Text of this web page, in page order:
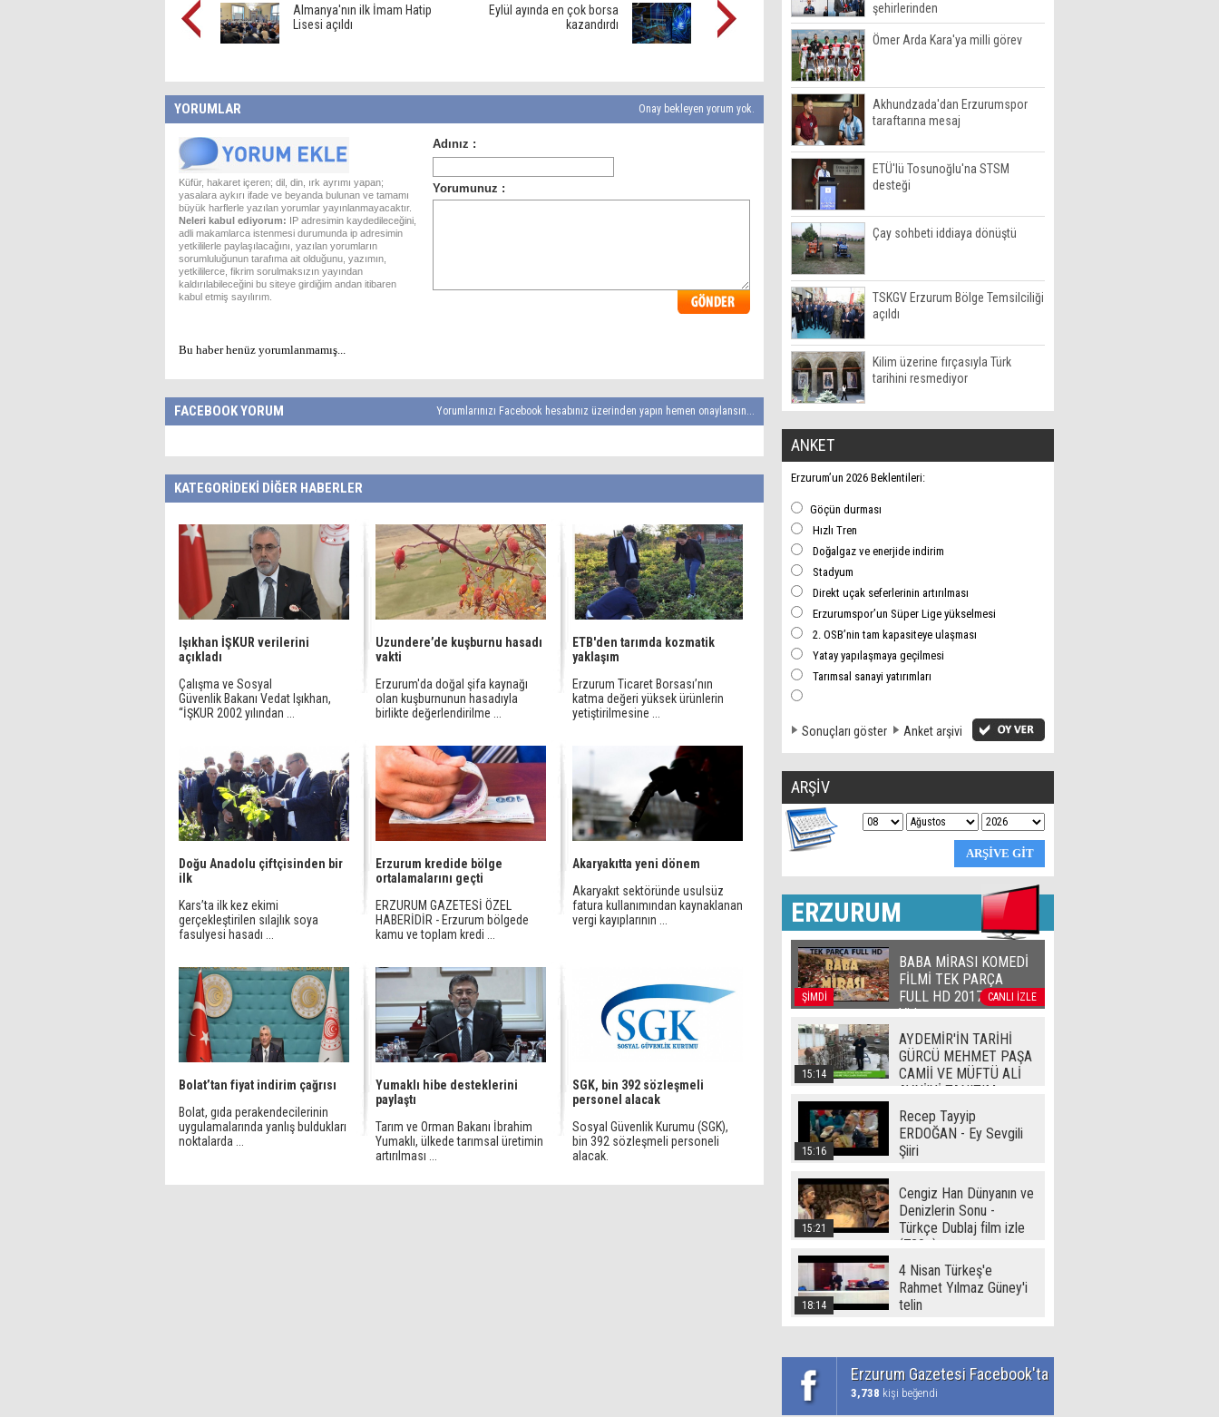
Almanya'nın ilk İmam Hatip
Lisesi açıldı
Eylül ayında en çok borsa
kazandırdı
YORUMLAR Onay bekleyen yorum yok.
Küfür, hakaret içeren; dil, din, ırk ayrımı yapan;
yasalara aykırı ifade ve beyanda bulunan ve tamamı
büyük harflerle yazılan yorumlar yayınlanmayacaktır.
Neleri kabul ediyorum: IP adresimin kaydedileceğini,
adli makamlarca istenmesi durumunda ip adresimin
yetkililerle paylaşılacağını, yazılan yorumların
sorumluluğunun tarafıma ait olduğunu, yazımın,
yetkililerce, fikrim sorulmaksızın yayından
kaldırılabileceğini bu siteye girdiğim andan itibaren
kabul etmiş sayılırım.
Bu haber henüz yorumlanmamış...
FACEBOOK YORUM Yorumlarınızı Facebook hesabınız üzerinden yapın hemen onaylansın...
KATEGORİDEKİ DİĞER HABERLER
Işıkhan İŞKUR verilerini
açıkladı
Çalışma ve Sosyal
Güvenlik Bakanı Vedat Işıkhan,
“İŞKUR 2002 yılından ...
Uzundere’de kuşburnu hasadı
vakti
Erzurum'da doğal şifa kaynağı
olan kuşburnunun hasadıyla
birlikte değerlendirilme ...
ETB'den tarımda kozmatik
yaklaşım
Erzurum Ticaret Borsası’nın
katma değeri yüksek ürünlerin
yetiştirilmesine ...
Doğu Anadolu çiftçisinden bir
ilk
Kars’ta ilk kez ekimi
gerçekleştirilen sılajlık soya
fasulyesi hasadı ...
Erzurum kredide bölge
ortalamalarını geçti
ERZURUM GAZETESİ ÖZEL
HABERİDİR - Erzurum bölgede
kamu ve toplam kredi ...
Akaryakıtta yeni dönem
Akaryakıt sektöründe usulsüz
fatura kullanımından kaynaklanan
vergi kayıplarının ...
Bolat’tan fiyat indirim çağrısı
Bolat, gıda perakendecilerinin
uygulamalarında yanlış buldukları
noktalarda ...
Yumaklı hibe desteklerini
paylaştı
Tarım ve Orman Bakanı İbrahim
Yumaklı, ülkede tarımsal üretimin
artırılması ...
SGK, bin 392 sözleşmeli
personel alacak
Sosyal Güvenlik Kurumu (SGK),
bin 392 sözleşmeli personeli
alacak.
şehirlerinden
Ömer Arda Kara'ya milli görev
Akhundzada'dan Erzurumspor
taraftarına mesaj
ETÜ'lü Tosunoğlu'na STSM
desteği
Çay sohbeti iddiaya dönüştü
TSKGV Erzurum Bölge Temsilciliği
açıldı
Kilim üzerine fırçasıyla Türk
tarihini resmediyor
ANKET
Erzurum’un 2026 Beklentileri:
Göçün durması
Hızlı Tren
Doğalgaz ve enerjide indirim
Stadyum
Direkt uçak seferlerinin artırılması
Erzurumspor’un Süper Lige yükselmesi
2. OSB’nin tam kapasiteye ulaşması
Yatay yapılaşmaya geçilmesi
Tarımsal sanayi yatırımları
Sonuçları göster Anket arşivi
ARŞİV
ERZURUM
ŞİMDİ CANLI İZLE
BABA MİRASI KOMEDİ
FİLMİ TEK PARÇA
FULL HD 2017 | Official
Video
15:14
AYDEMİR'İN TARİHİ
GÜRCÜ MEHMET PAŞA
CAMİİ VE MÜFTÜ ALİ
AVNİ'Yİ TANITIM
15:16
Recep Tayyip
ERDOĞAN - Ey Sevgili
Şiiri
15:21
Cengiz Han Dünyanın ve
Denizlerin Sonu -
Türkçe Dublaj film izle
(720p)
18:14
4 Nisan Türkeş'e
Rahmet Yılmaz Güney'i
telin
Erzurum Gazetesi Facebook'ta
3,738 kişi beğendi